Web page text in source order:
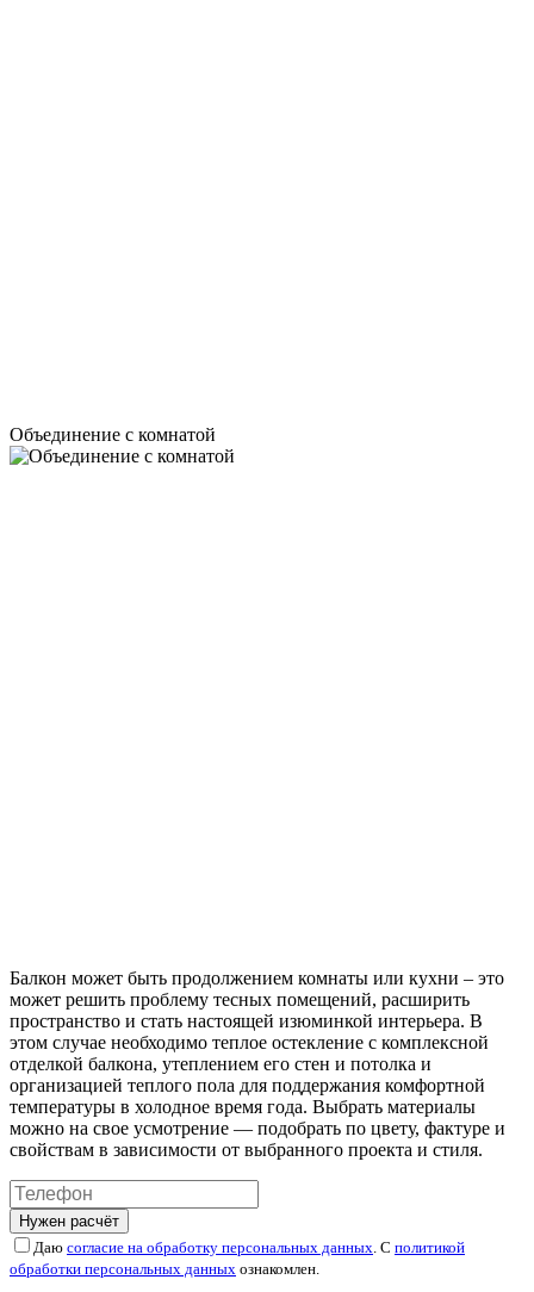
Объединение с комнатой
Балкон может быть продолжением комнаты или кухни – это
может решить проблему тесных помещений, расширить
пространство и стать настоящей изюминкой интерьера. В
этом случае необходимо теплое остекление с комплексной
отделкой балкона, утеплением его стен и потолка и
организацией теплого пола для поддержания комфортной
температуры в холодное время года. Выбрать материалы
можно на свое усмотрение — подобрать по цвету, фактуре и
свойствам в зависимости от выбранного проекта и стиля.
Нужен расчёт
Даю согласие на обработку персональных данных. С политикой
обработки персональных данных ознакомлен.